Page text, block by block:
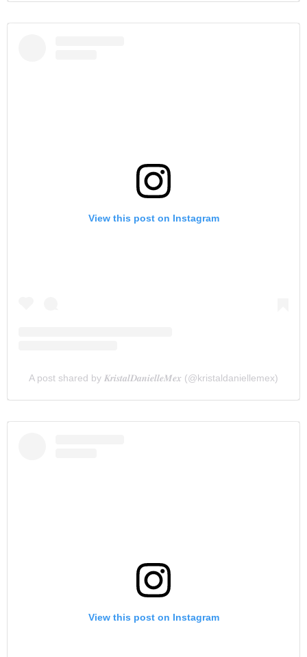
View this post on Instagram
A post shared by 𝑲𝒓𝒊𝒔𝒕𝒂𝒍𝑫𝒂𝒏𝒊𝒆𝒍𝒍𝒆𝑴𝒆𝒙 (@kristaldaniellemex)
View this post on Instagram